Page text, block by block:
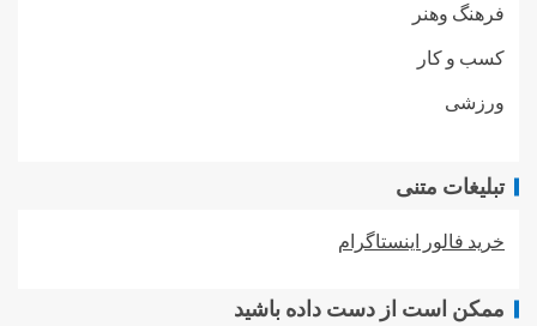
فرهنگ وهنر
کسب و کار
ورزشی
تبلیغات متنی
خرید فالور اینستاگرام
ممکن است از دست داده باشید